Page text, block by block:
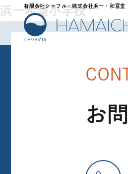
有限会社シャフル・株式会社浜一・和富堂
浜一希望小学校
お